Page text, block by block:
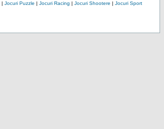
| Jocuri Puzzle | Jocuri Racing | Jocuri Shootere | Jocuri Sport